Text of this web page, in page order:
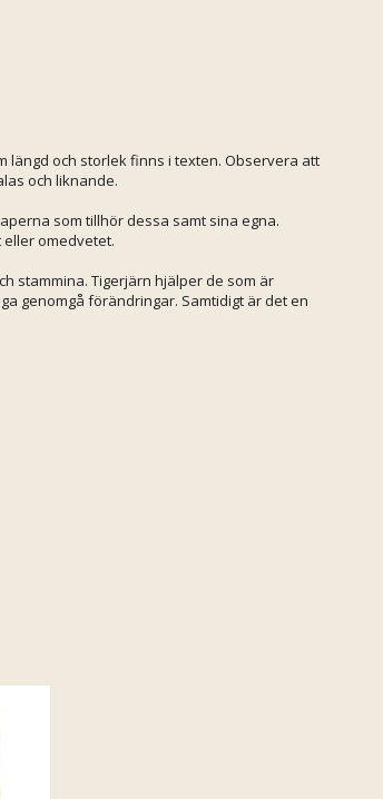
och storlek finns i texten. Observera att
och liknande.
som tillhör dessa samt sina egna.
omedvetet.
stammina. Tigerjärn hjälper de som är
genomgå förändringar. Samtidigt är det en